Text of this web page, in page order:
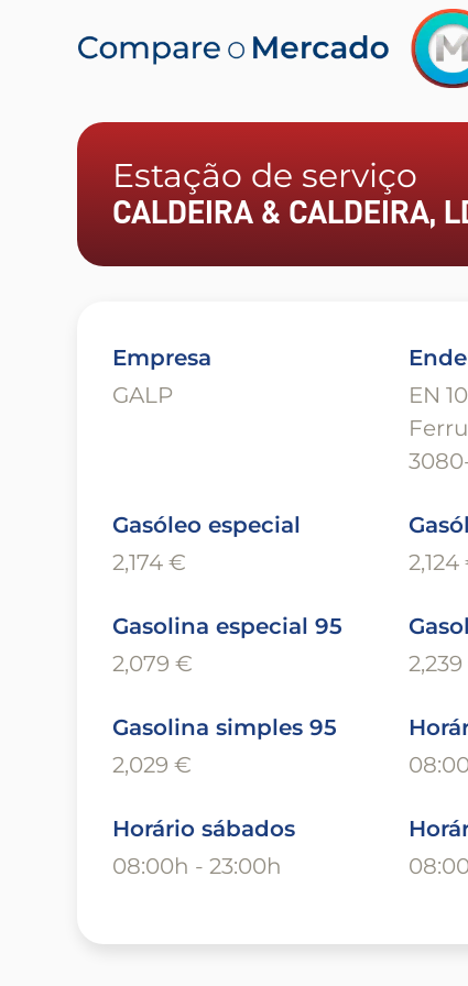
Estação de serviço
CALDEIRA & CALDEIRA,
Empresa
GALP
EN
Gasóleo especial
2,174 €
2,124
Gasolina especial 95
2,079 €
Gasolina simples 95
2,029 €
Horário sábados
08:00h - 23:00h